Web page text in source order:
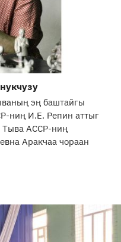
эң баштайгы
ниң И.Е. Репин аттыг
Тыва АССР-ниң
Аракчаа чораан